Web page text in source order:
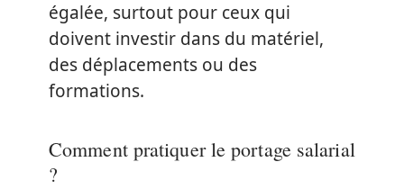
égalée, surtout pour ceux qui
doivent investir dans du matériel,
des déplacements ou des
formations.
Comment pratiquer le portage salarial
?